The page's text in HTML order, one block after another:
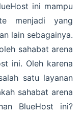
ini mampu
menjadi yang
lain sebagainya.
sahabat arena
ini. Oleh karena
satu layanan
sahabat arena
BlueHost ini?